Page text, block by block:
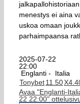
menestys ei aina
uskoa omaan
parhaimpaansa
2025-07-22
22:00
Englanti -
Italia
Tonybet11.50X
Avaa "Englanti-
22 22:00"